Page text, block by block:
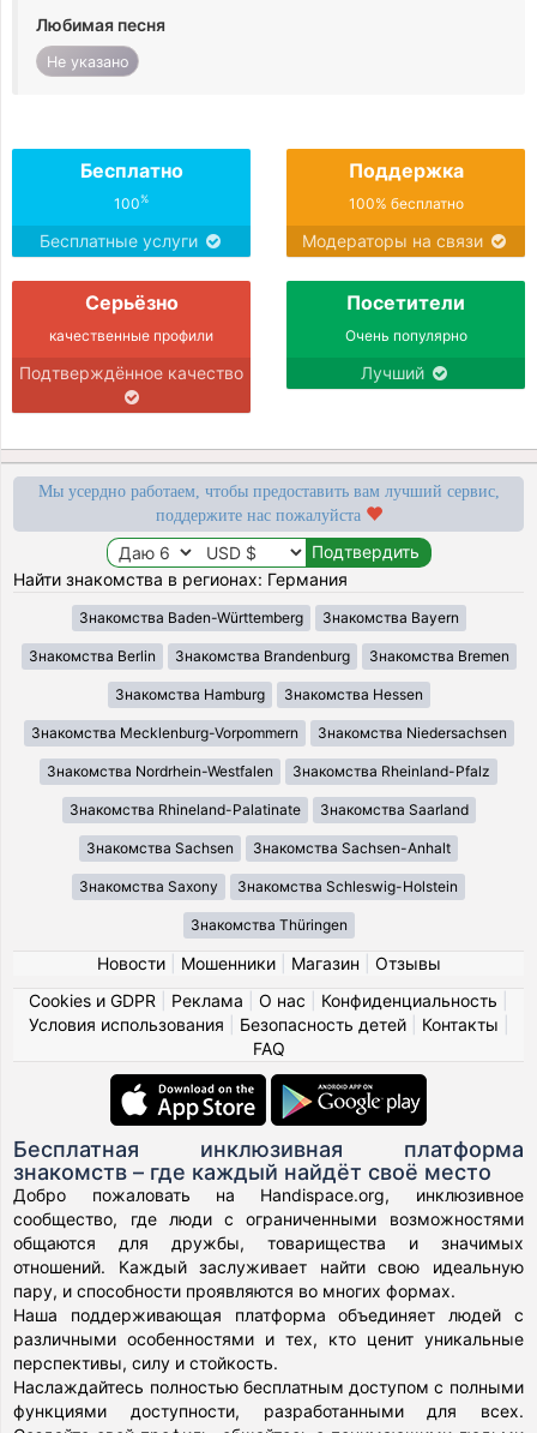
Любимая песня
Не указано
Бесплатно
100%
Бесплатные услуги
Поддержка
100% бесплатно
Модераторы на связи
Серьёзно
качественные профили
Подтверждённое качество
Посетители
Очень популярно
Лучший
Мы усердно работаем, чтобы предоставить вам лучший сервис,
поддержите нас пожалуйста
Найти знакомства в регионах: Германия
Знакомства Baden-Württemberg Знакомства Bayern
Знакомства Berlin Знакомства Brandenburg Знакомства Bremen
Знакомства Hamburg Знакомства Hessen
Знакомства Mecklenburg-Vorpommern Знакомства Niedersachsen
Знакомства Nordrhein-Westfalen Знакомства Rheinland-Pfalz
Знакомства Rhineland-Palatinate Знакомства Saarland
Знакомства Sachsen Знакомства Sachsen-Anhalt
Знакомства Saxony Знакомства Schleswig-Holstein
Знакомства Thüringen
Новости| Мошенники| Магазин
Отзывы
Cookies и GDPR
Реклама О нас Конфиденциальность
Условия использования
Безопасность детей| Контакты
FAQ
Бесплатная инклюзивная платформа
знакомств – где каждый найдёт своё место
Добро пожаловать на Handispace.org, инклюзивное
сообщество, где люди с ограниченными возможностями
общаются для дружбы, товарищества и значимых
отношений. Каждый заслуживает найти свою идеальную
пару, и способности проявляются во многих формах.
Наша поддерживающая платформа объединяет людей с
различными особенностями и тех, кто ценит уникальные
перспективы, силу и стойкость.
Наслаждайтесь полностью бесплатным доступом с полными
функциями доступности, разработанными для всех.